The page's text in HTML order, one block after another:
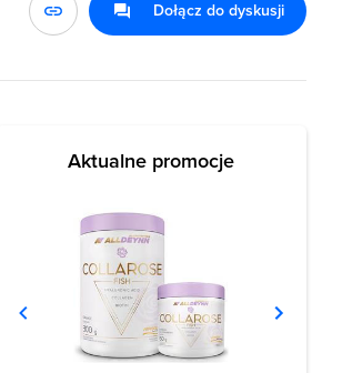
Dołącz do dyskusji
Aktualne promocje